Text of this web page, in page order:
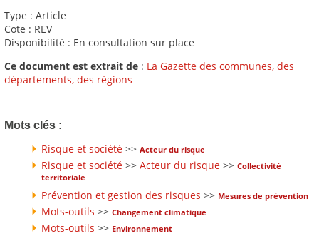
Type : Article
Cote : REV
Disponibilité : En consultation sur place
Ce document est extrait de : La Gazette des communes, des
départements, des régions
Mots clés :
Risque et société >> Acteur du risque
Risque et société >> Acteur du risque >> Collectivité
territoriale
Prévention et gestion des risques >> Mesures de prévention
Mots-outils >> Changement climatique
Mots-outils >> Environnement